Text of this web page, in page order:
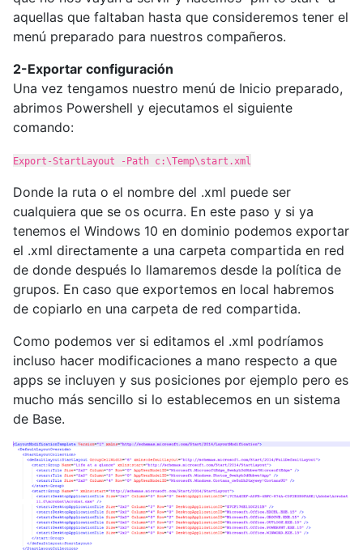
aquellas que faltaban hasta que consideremos tener el
menú preparado para nuestros compañeros.
2-Exportar configuración
Una vez tengamos nuestro menú de Inicio preparado,
abrimos Powershell y ejecutamos el siguiente
comando:
Export-StartLayout -Path c:\Temp\start.xml
Donde la ruta o el nombre del .xml puede ser
cualquiera que se os ocurra. En este paso y si ya
tenemos el Windows 10 en dominio podemos exportar
el .xml directamente a una carpeta compartida en red
de donde después lo llamaremos desde la política de
grupos. En caso que exportemos en local habremos
de copiarlo en una carpeta de red compartida.
Como podemos ver si editamos el .xml podríamos
incluso hacer modificaciones a mano respecto a que
apps se incluyen y sus posiciones por ejemplo pero es
mucho más sencillo si lo establecemos en un sistema
de Base.